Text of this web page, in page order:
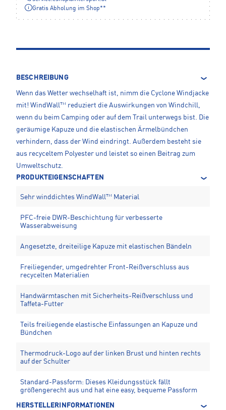
Gratis Abholung im Shop**
BESCHREIBUNG
Wenn das Wetter wechselhaft ist, nimm die Cyclone Windjacke
mit! WindWall™ reduziert die Auswirkungen von Windchill,
wenn du beim Camping oder auf dem Trail unterwegs bist. Die
geräumige Kapuze und die elastischen Ärmelbündchen
verhindern, dass der Wind eindringt. Außerdem besteht sie
aus recyceltem Polyester und leistet so einen Beitrag zum
Umweltschutz.
PRODUKTEIGENSCHAFTEN
Sehr winddichtes WindWall™ Material
PFC-freie DWR-Beschichtung für verbesserte
Wasserabweisung
Angesetzte, dreiteilige Kapuze mit elastischen Bändeln
Freiliegender, umgedrehter Front-Reißverschluss aus
recycelten Materialien
Handwärmtaschen mit Sicherheits-Reißverschluss und
Taffeta-Futter
Teils freiliegende elastische Einfassungen an Kapuze und
Bündchen
Thermodruck-Logo auf der linken Brust und hinten rechts
auf der Schulter
Standard-Passform: Dieses Kleidungsstück fällt
größengerecht aus und hat eine easy, bequeme Passform
HERSTELLERINFORMATIONEN